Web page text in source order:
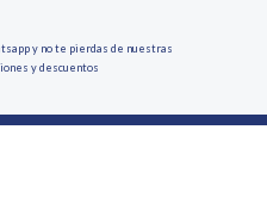
y no te pierdas de nuestras
y descuentos